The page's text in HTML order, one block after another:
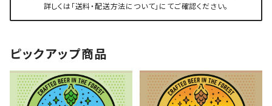
詳しくは「送料・配送方法について」にてご確認ください。
ピックアップ商品